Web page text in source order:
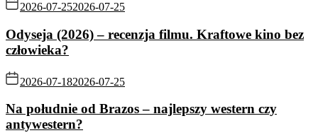
2026-07-252026-07-25
Odyseja (2026) – recenzja filmu. Kraftowe kino bez
człowieka?
2026-07-182026-07-25
Na południe od Brazos – najlepszy western czy
antywestern?